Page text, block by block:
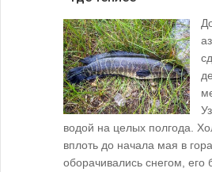
водой на целых полгода.
вплоть до начала мая в
оборачивались снегом, его